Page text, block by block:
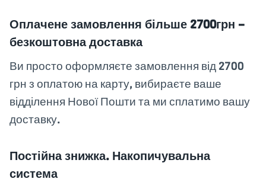
Оплачене замовлення більше 2700грн –
безкоштовна доставка
Ви просто оформляєте замовлення від 2700
грн з оплатою на карту, вибираєте ваше
відділення Нової Пошти та ми сплатимо вашу
доставку.
Постійна знижка. Накопичувальна
система